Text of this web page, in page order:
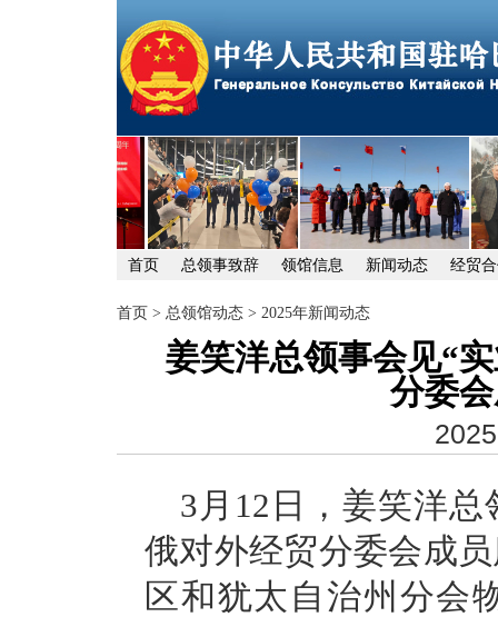
首页 总领事致辞 领馆信息 新闻动态 经贸
首页 > 总领馆动态 > 2025年新闻动态
姜笑洋总领事会见“
分委
3 月 12 日，姜笑洋
俄对外经贸分委会成
区和犹太自治州分会